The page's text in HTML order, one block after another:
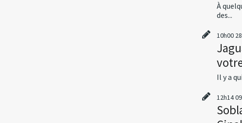
À
des...
10h00 28
Il y a
12h1409